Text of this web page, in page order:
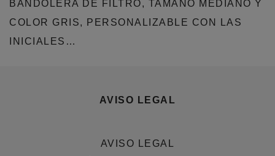
BANDOLERA DE FILTRO, TAMAÑO MEDIANO Y
COLOR GRIS, PERSONALIZABLE CON LAS
INICIALES…
AVISO LEGAL
AVISO LEGAL